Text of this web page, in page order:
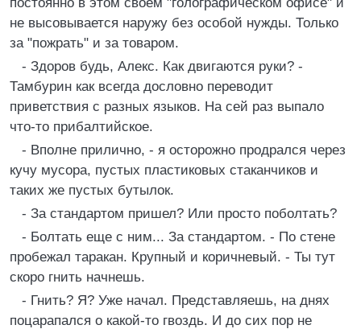
не высовывается наружу без особой нужды. Только
за "пожрать" и за товаром.
- Здоров будь, Алекс. Как двигаются руки? -
Тамбурин как всегда дословно переводит
приветствия с разных языков. На сей раз выпало
что-то прибалтийское.
- Вполне прилично, - я осторожно продрался через
кучу мусора, пустых пластиковых стаканчиков и
таких же пустых бутылок.
- За стандартом пришел? Или просто поболтать?
- Болтать еще с ним... За стандартом. - По стене
пробежал таракан. Крупный и коричневый. - Ты тут
скоро гнить начнешь.
- Гнить? Я? Уже начал. Представляешь, на днях
поцарапался о какой-то гвоздь. И до сих пор не